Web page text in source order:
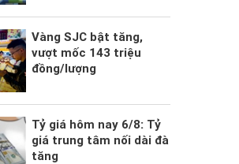
Vàng SJC bật tăng,
vượt mốc 143 triệu
đồng/lượng
Tỷ giá hôm nay 6/8: Tỷ
giá trung tâm nối dài đà
tăng